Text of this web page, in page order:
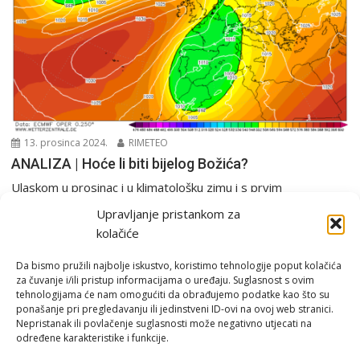
Upravljanje pristankom za
kolačiće
Da bismo pružili najbolje iskustvo, koristimo tehnologije poput kolačića
za čuvanje i/ili pristup informacijama o uređaju. Suglasnost s ovim
tehnologijama će nam omogućiti da obrađujemo podatke kao što su
ponašanje pri pregledavanju ili jedinstveni ID-ovi na ovoj web stranici.
Nepristanak ili povlačenje suglasnosti može negativno utjecati na
određene karakteristike i funkcije.
13. prosinca 2024. RIMETEO
ANALIZA | Hoće li biti bijelog Božića?
Ulaskom u prosinac i u klimatološku zimu i s prvim
emitiranjima filmskog maratona “Sam u kući”...
PGŽ i Hrvatska
Email: rimeteoATyahoo.com